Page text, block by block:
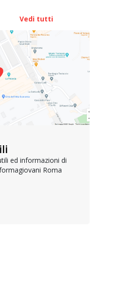
inclusion in
Vedi tutti
ed informazioni di
Roma